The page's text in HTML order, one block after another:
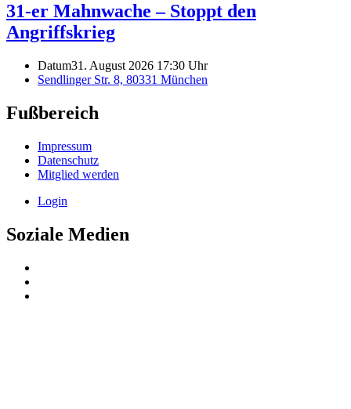
31-er Mahnwache – Stoppt den
Angriffskrieg
Datum31. August 2026 17:30 Uhr
Sendlinger Str. 8, 80331 München
Fußbereich
Impressum
Datenschutz
Mitglied werden
Login
Soziale Medien